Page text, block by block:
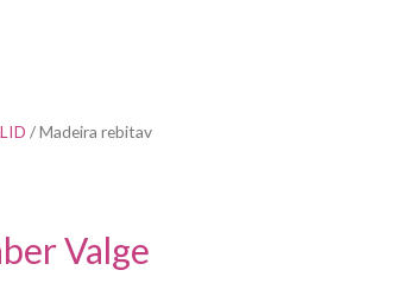
/ Madeira rebitav
Valge